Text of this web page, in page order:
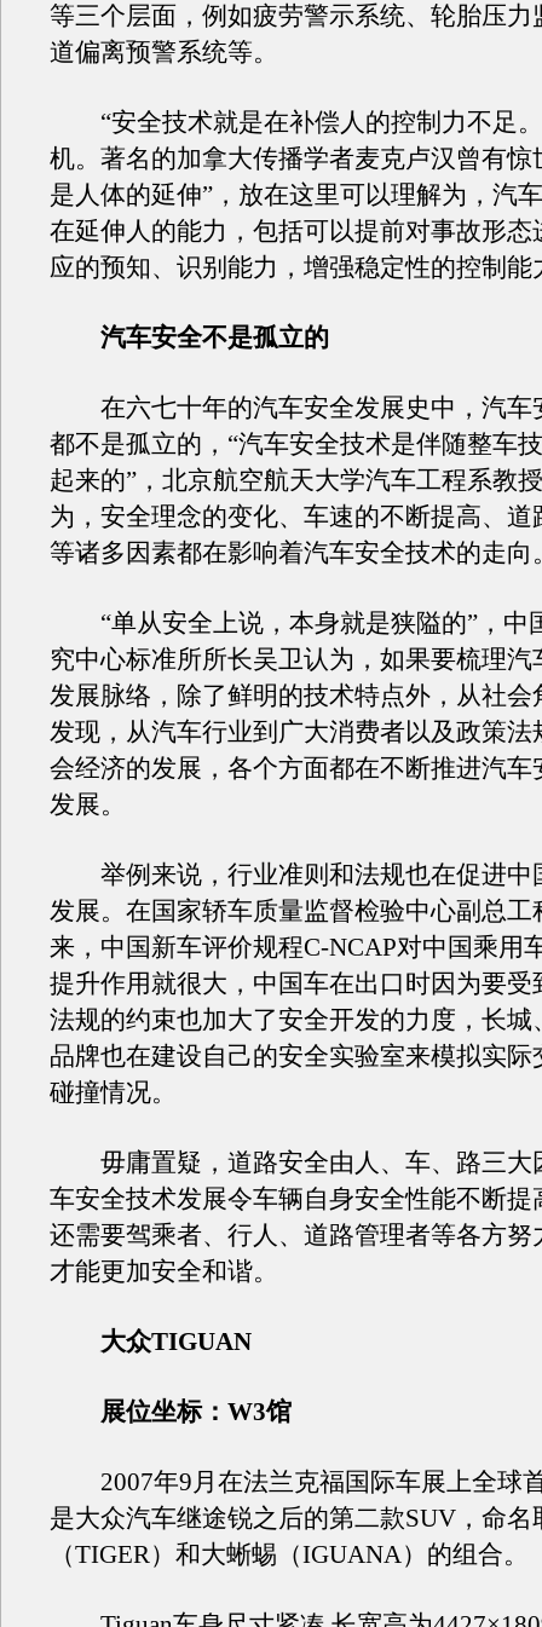
等三个层面，例如疲劳警示系统、轮胎压力
道偏离预警系统等。
“安全技术就是在补偿人的控制力不足。
机。著名的加拿大传播学者麦克卢汉曾有惊
是人体的延伸”，放在这里可以理解为，汽
在延伸人的能力，包括可以提前对事故形态
应的预知、识别能力，增强稳定性的控制能
汽车安全不是孤立的
在六七十年的汽车安全发展史中，汽车
都不是孤立的，“汽车安全技术是伴随整车
起来的”，北京航空航天大学汽车工程系教
为，安全理念的变化、车速的不断提高、道
等诸多因素都在影响着汽车安全技术的走向
“单从安全上说，本身就是狭隘的”，中
究中心标准所所长吴卫认为，如果要梳理汽
发展脉络，除了鲜明的技术特点外，从社会
发现，从汽车行业到广大消费者以及政策法
会经济的发展，各个方面都在不断推进汽车
发展。
举例来说，行业准则和法规也在促进中
发展。在国家轿车质量监督检验中心副总工
来，中国新车评价规程C-NCAP对中国乘用
提升作用就很大，中国车在出口时因为要受
法规的约束也加大了安全开发的力度，长城
品牌也在建设自己的安全实验室来模拟实际
碰撞情况。
毋庸置疑，道路安全由人、车、路三大
车安全技术发展令车辆自身安全性能不断提
还需要驾乘者、行人、道路管理者等各方努
才能更加安全和谐。
大众TIGUAN
展位坐标：W3馆
2007年9月在法兰克福国际车展上全球
是大众汽车继途锐之后的第二款SUV，命名
（TIGER）和大蜥蜴（IGUANA）的组合。